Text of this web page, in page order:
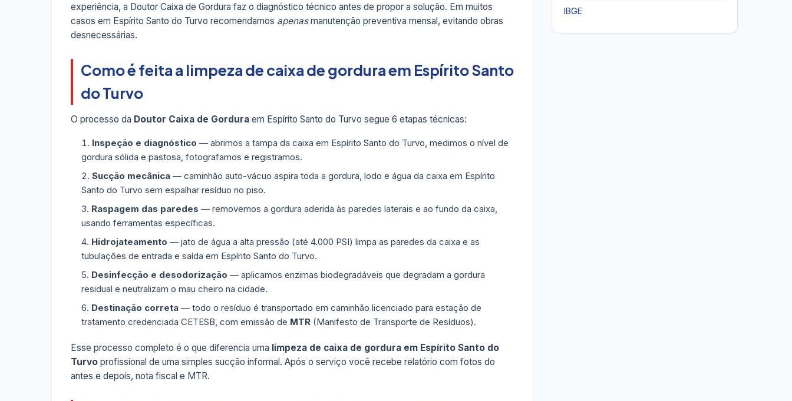
experiência, a Doutor Caixa de Gordura faz o diagnóstico técnico antes de propor a solução. Em muitos
casos em Espírito Santo do Turvo recomendamos apenasmanutenção preventiva mensal, evitando obras
desnecessárias.
Como é feita a limpeza de caixa de gordura em Espírito Santo
do Turvo
O processo da Doutor Caixa de Gordura em Espírito Santo do Turvo segue 6 etapas técnicas:
Inspeção e diagnóstico — abrimos a tampa da caixa em Espírito Santo do Turvo, medimos o nível de
gordura sólida e pastosa, fotografamos e registramos.
Sucção mecânica— caminhão auto-vácuo aspira toda a gordura, lodo e água da caixa em Espírito
Santo do Turvo sem espalhar resíduo no piso.
Raspagem das paredes — removemos a gordura aderida às paredes laterais e ao fundo da caixa,
usando ferramentas específicas.
Hidrojateamento — jato de água a alta pressão (até 4.000 PSI) limpa as paredes da caixa e as
tubulações de entrada e saída em Espírito Santo do Turvo.
Desinfecção e desodorização — aplicamos enzimas biodegradáveis que degradam a gordura
residual e neutralizam o mau cheiro na cidade.
Destinação correta— todo o resíduo é transportado em caminhão licenciado para estação de
tratamento credenciada CETESB, com emissão de MTR(Manifesto de Transporte de Resíduos).
Esse processo completo é o que diferencia uma limpeza de caixa de gordura em Espírito Santo do
Turvo profissional de uma simples sucção informal. Após o serviço você recebe relatório com fotos do
antes e depois, nota fiscal e MTR.
IBGE